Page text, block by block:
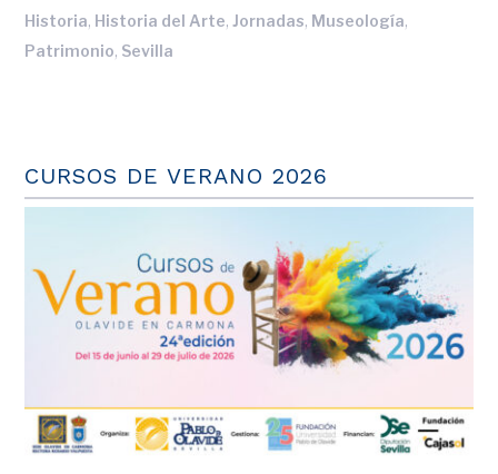
Historia, Historia del Arte,Jornadas, Museología,
Patrimonio, Sevilla
CURSOS DE VERANO 2026